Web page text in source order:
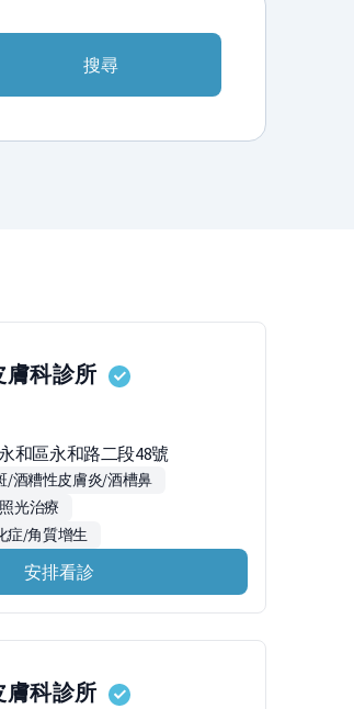
搜尋
膚科診所
和區永和路二段48號
/酒糟性皮膚炎/酒槽鼻
照光治療
症/角質增生
安排看診
膚科診所